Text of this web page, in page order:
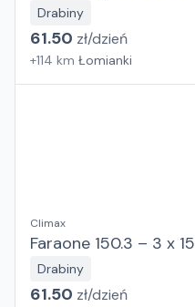
Drabiny
61.50 zł/dzień
+114 km Łomianki
Climax
Faraone 150.3 – 3 x 15
Drabiny
61.50 zł/dzień